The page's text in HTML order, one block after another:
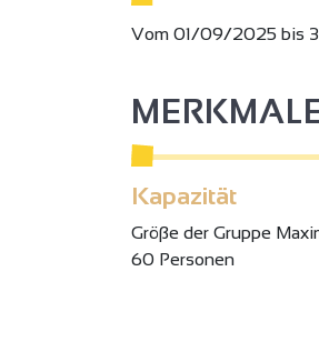
Vom 01/09/2025 bis
Kapazität
Gröβe der Gruppe
60 Personen